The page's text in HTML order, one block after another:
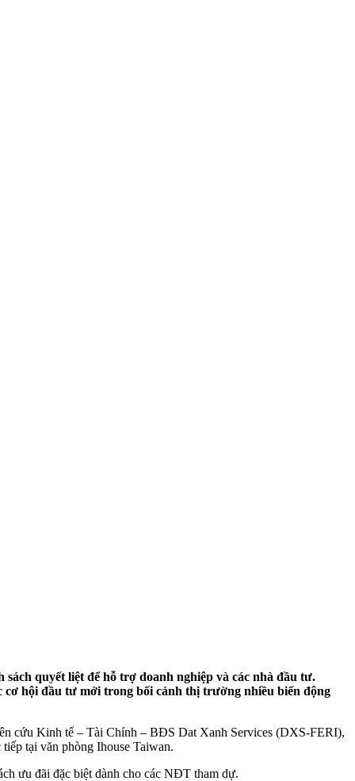
quyết liệt để hỗ trợ doanh nghiệp và các nhà đầu tư.
cơ hội đầu tư mới trong bối cảnh thị trường nhiều biến động
cứu Kinh tế – Tài Chính – BĐS Dat Xanh Services (DXS-FERI),
tại văn phòng Ihouse Taiwan.
ưu đãi đặc biệt dành cho các NĐT tham dự.